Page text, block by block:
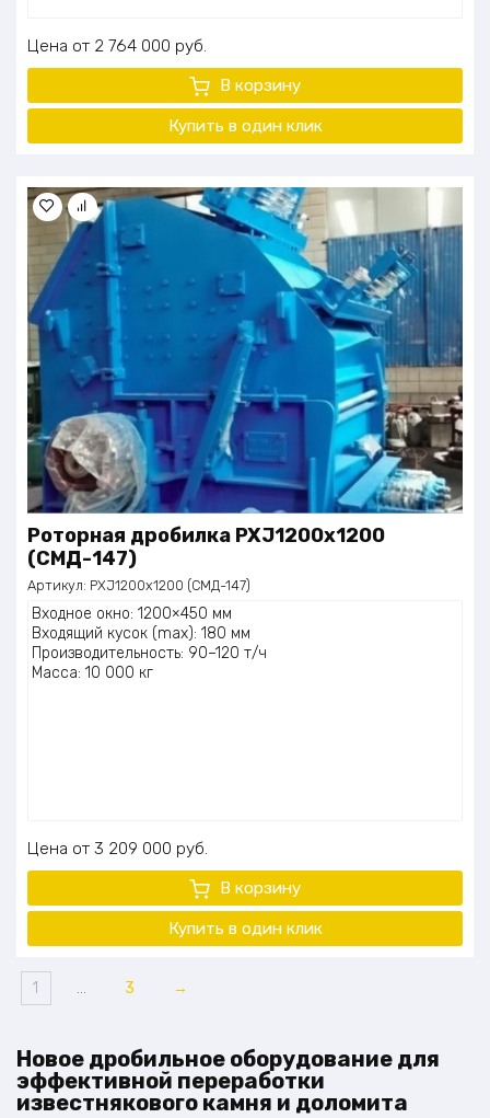
Цена 2 764 000 руб.
В корзину
Купить в один клик
Роторная дробилка PXJ1200х1200
(СМД-147)
Артикул: PXJ1200х1200 (СМД-147)
Входное окно: 1200×450 мм
Входящий кусок (max): 180 мм
Производительность: 90–120 т/ч
Масса: 10 000 кг
Цена 3 209 000 руб.
В корзину
Купить в один клик
1 … 3 →
Новое дробильное оборудование для
эффективной переработки
известнякового камня и доломита